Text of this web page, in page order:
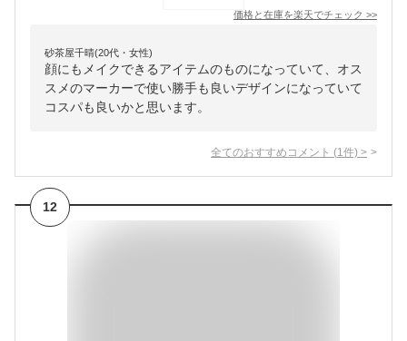
価格と在庫を楽天でチェック >>
砂茶屋千晴(20代・女性)
顔にもメイクできるアイテムのものになっていて、オス
スメのマーカーで使い勝手も良いデザインになっていて
コスパも良いかと思います。
全てのおすすめコメント (1 件) >
12